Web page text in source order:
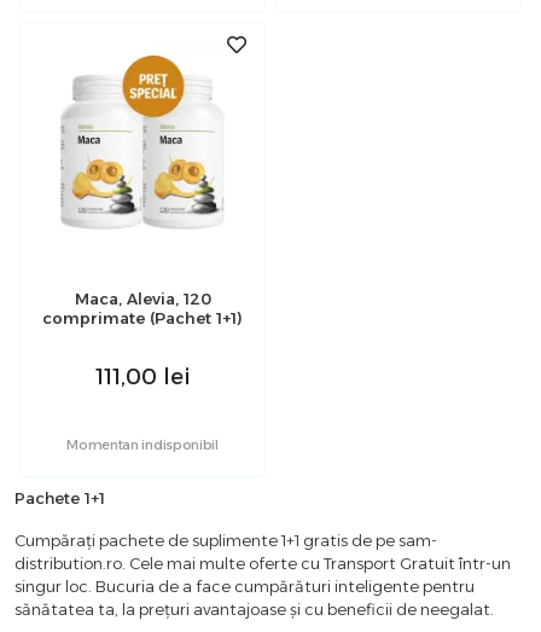
Maca, Alevia, 120
comprimate (Pachet 1+1)
111,00 lei
Momentan indisponibil
Pachete 1+1
Cumpărați pachete de suplimente 1+1 gratis de pe sam-
distribution.ro. Cele mai multe oferte cu Transport Gratuit într-un
singur loc. Bucuria de a face cumpărături inteligente pentru
sănătatea ta, la prețuri avantajoase și cu beneficii de neegalat.